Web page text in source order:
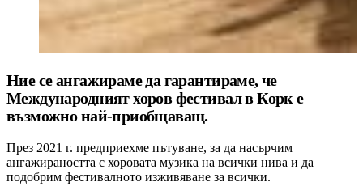
Ние се ангажираме да гарантираме, че
Международният хоров фестивал в Корк е
възможно най-приобщаващ.
През 2021 г. предприехме пътуване, за да насърчим
ангажираността с хоровата музика на всички нива и да
подобрим фестивалното изживяване за всички.